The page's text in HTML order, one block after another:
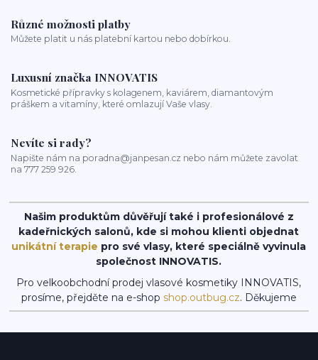
Různé možnosti platby
Můžete platit u nás platební kartou nebo dobírkou.
Luxusní značka INNOVATIS
Kosmetické přípravky s kolagenem, kaviárem, diamantovým
práškem a vitamíny, které omlazují Vaše vlasy.
Nevíte si rady?
Napište nám na poradna@janpesan.cz nebo nám můžete zavolat
na 777 259 926.
Našim produktům důvěřují také i profesionálové z
kadeřnických salonů, kde si mohou klienti objednat
unikátní terapie pro své vlasy, které speciálně vyvinula
společnost INNOVATIS.
Pro velkoobchodní prodej vlasové kosmetiky INNOVATIS,
prosíme, přejděte na e-shop shop.outbug.cz. Děkujeme